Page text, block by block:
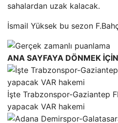
sahalardan uzak kalacak.
İsmail Yüksek bu sezon
ANA SAYFAYA DÖNMEK
İşte Trabzonspor-Gaziantep
yapacak VAR hakemi